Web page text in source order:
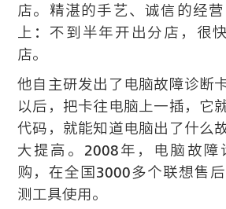
店。精湛的手艺、诚信的经
上：不到半年开出分店，很
店。
他自主研发出了电脑故障诊断
以后，把卡往电脑上一插，它
代码，就能知道电脑出了什么
大提高。2008年，电脑故障
购，在全国3000多个联想售
测工具使用。